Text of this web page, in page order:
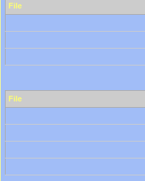
File
File